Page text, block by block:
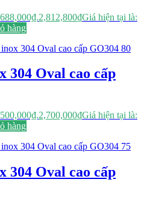
2,812,800₫Giá hiện tại là:
hàng
304 Oval cao cấp
2,700,000₫Giá hiện tại là:
hàng
304 Oval cao cấp